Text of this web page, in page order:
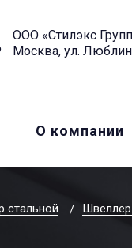
ООО «Стилэкс
Москва, ул.
О компании
стальной Швеллер